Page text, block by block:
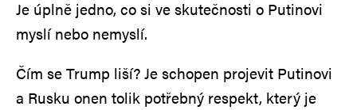
Je úplně jedno, co si ve skutečnosti o Putinovi
myslí nebo nemyslí.
Čím se Trump liší? Je schopen projevit Putinovi
a Rusku onen tolik potřebný respekt, který je